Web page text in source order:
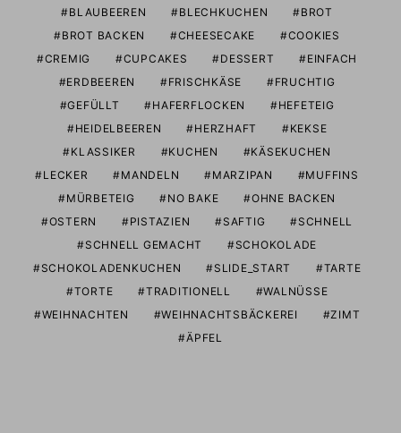
BLAUBEEREN BLECHKUCHEN
BROT
BROT BACKEN
CHEESECAKE
COOKIES
CREMIG
CUPCAKES DESSERT
EINFACH
ERDBEEREN
FRISCHKÄSE
FRUCHTIG
GEFÜLLT
HAFERFLOCKEN
HEFETEIG
HEIDELBEEREN
HERZHAFT
KEKSE
KLASSIKER
KUCHEN
KÄSEKUCHEN
LECKER
MANDELN MARZIPAN
MUFFINS
MÜRBETEIG
NO BAKE
OHNE BACKEN
OSTERN
PISTAZIEN SAFTIG
SCHNELL
SCHNELL GEMACHT
SCHOKOLADE
SCHOKOLADENKUCHEN
SLIDE_START
TARTE
TORTE
TRADITIONELL
WALNÜSSE
WEIHNACHTEN
WEIHNACHTSBÄCKEREI
ZIMT
ÄPFEL